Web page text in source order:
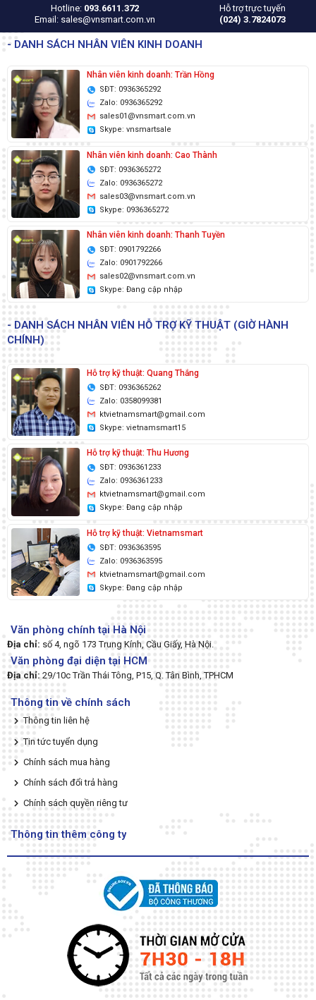
Hotline: 093.6611.372
Email: sales@vnsmart.com.vn
Hỗ trợ trực tuyến
(024) 3.7824073
- DANH SÁCH NHÂN VIÊN KINH DOANH
Nhân viên kinh doanh: Trần Hồng
SĐT: 0936365292
Zalo: 0936365292
sales01@vnsmart.com.vn
Skype: vnsmartsale
Nhân viên kinh doanh: Cao Thành
SĐT: 0936365272
Zalo: 0936365272
sales03@vnsmart.com.vn
Skype: 0936365272
Nhân viên kinh doanh: Thanh Tuyền
SĐT: 0901792266
Zalo: 0901792266
sales02@vnsmart.com.vn
Skype: Đang cập nhập
- DANH SÁCH NHÂN VIÊN HỖ TRỢ KỸ THUẬT (GIỜ HÀNH
CHÍNH)
Hỗ trợ kỹ thuật: Quang Thắng
SĐT: 0936365262
Zalo: 0358099381
ktvietnamsmart@gmail.com
Skype: vietnamsmart15
Hỗ trợ kỹ thuật: Thu Hương
SĐT: 0936361233
Zalo: 0936361233
ktvietnamsmart@gmail.com
Skype: Đang cập nhập
Hỗ trợ kỹ thuật: Vietnamsmart
SĐT: 0936363595
Zalo: 0936363595
ktvietnamsmart@gmail.com
Skype: Đang cập nhập
Văn phòng chính tại Hà Nội
Địa chỉ: số 4, ngõ 173 Trung Kính, Cầu Giấy, Hà Nội.
Văn phòng đại diện tại HCM
Địa chỉ: 29/10c Trần Thái Tông, P15, Q. Tân Bình, TPHCM
Thông tin về chính sách
Thông tin liên hệ
Tin tức tuyển dụng
Chính sách mua hàng
Chính sách đổi trả hàng
Chính sách quyền riêng tư
Thông tin thêm công ty